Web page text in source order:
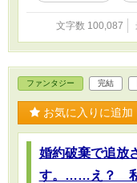
文字数 100,087
ファンタジー 完結
お気に入りに追加
婚約破棄で追放
す。……え？ 私